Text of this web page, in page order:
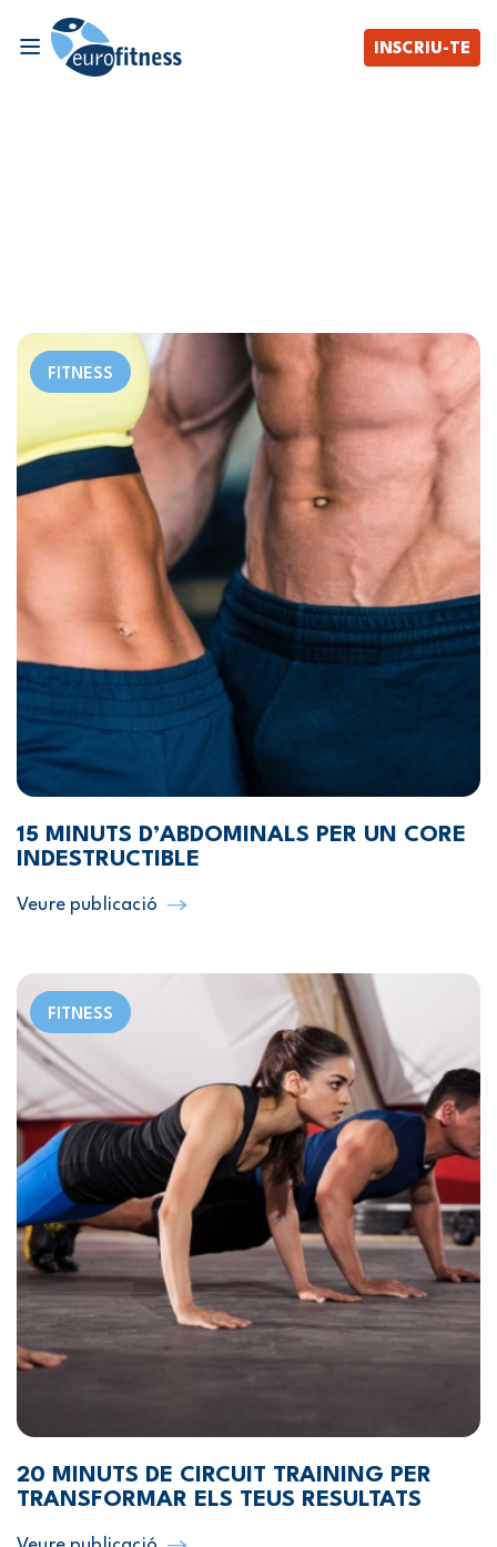
INSCRIU-TE
FITNESS
15 MINUTS D’ABDOMINALS PER UN CORE
INDESTRUCTIBLE
Veure publicació
FITNESS
20 MINUTS DE CIRCUIT TRAINING PER
TRANSFORMAR ELS TEUS RESULTATS